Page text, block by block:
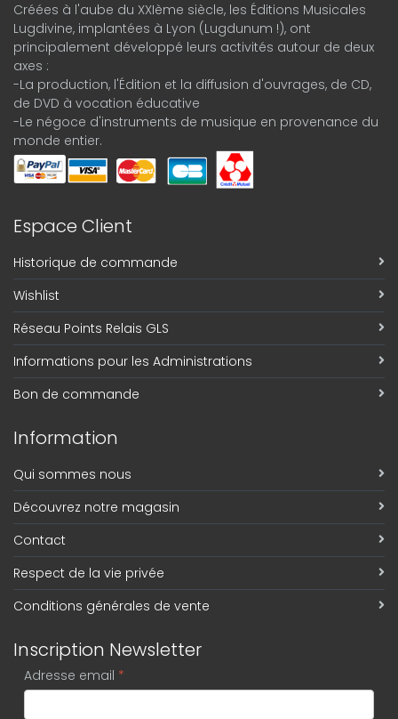
Créées à l'aube du XXIème siècle, les Éditions Musicales
Lugdivine, implantées à Lyon (Lugdunum !), ont
principalement développé leurs activités autour de deux
axes :
-La production, l'Édition et la diffusion d'ouvrages, de CD,
de DVD à vocation éducative
-Le négoce d'instruments de musique en provenance du
monde entier.
Espace Client
Historique de commande
Wishlist
Réseau Points Relais GLS
Informations pour les Administrations
Bon de commande
Information
Qui sommes nous
Découvrez notre magasin
Contact
Respect de la vie privée
Conditions générales de vente
Inscription Newsletter
Adresse email *